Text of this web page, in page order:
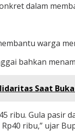
dalam
warga
bahkan
Saat Buka
ribu. Gula
ribu,” ujar